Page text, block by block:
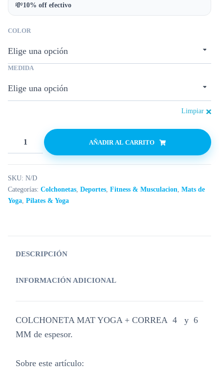
💸10% off efectivo
COLOR
MEDIDA
Limpiar
AÑADIR AL CARRITO
SKU: N/D
Categorías: Colchonetas, Deportes, Fitness & Musculacion, Mats de
Yoga, Pilates & Yoga
DESCRIPCIÓN
INFORMACIÓN ADICIONAL
COLCHONETA MAT YOGA + CORREA 4 y 6
MM de espesor.
Sobre este artículo: